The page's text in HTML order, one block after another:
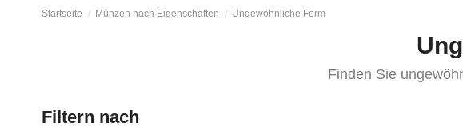
Startseite Münzen nach Eigenschaften Ungewöhnliche Form
Finden Sie
Filtern nach